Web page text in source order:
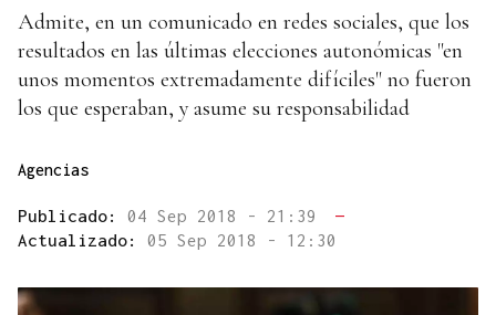
Admite, en un comunicado en redes sociales, que los
resultados en las últimas elecciones autonómicas "en
unos momentos extremadamente difíciles" no fueron
los que esperaban, y asume su responsabilidad
Agencias
Publicado: 04 Sep 2018 - 21:39
—
Actualizado: 05 Sep 2018 - 12:30